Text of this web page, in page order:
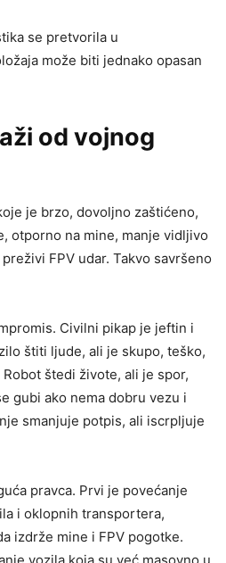
se pretvorila u
može biti jednako opasan
od vojnog
je brzo, dovoljno zaštićeno,
otporno na mine, manje vidljivo
FPV udar. Takvo savršeno
Civilni pikap je jeftin i
štiti ljude, ali je skupo, teško,
štedi živote, ali je spor,
gubi ako nema dobru vezu i
smanjuje potpis, ali iscrpljuje
pravca. Prvi je povećanje
i oklopnih transportera,
izdrže mine i FPV pogotke.